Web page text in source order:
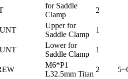
for Saddle
Clamp
2
Upper for
Saddle Clamp
1
Lower for
Saddle Clamp
1
M6*P1
L32.5mm Titan
2